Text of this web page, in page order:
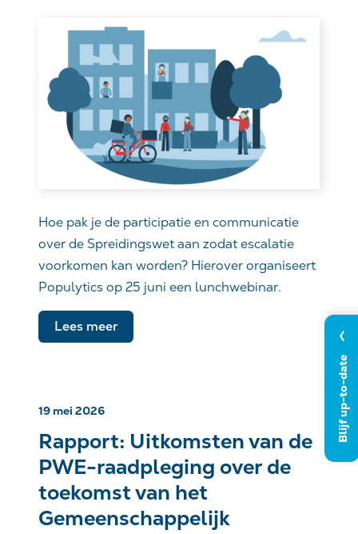
Hoe pak je de participatie en communicatie
over de Spreidingswet aan zodat escalatie
voorkomen kan worden? Hierover organiseert
Populytics op 25 juni een lunchwebinar.
Lees meer
19 mei 2026
Rapport: Uitkomsten van de
PWE-raadpleging over de
toekomst van het
Gemeenschappelijk
Blijf up-to-date